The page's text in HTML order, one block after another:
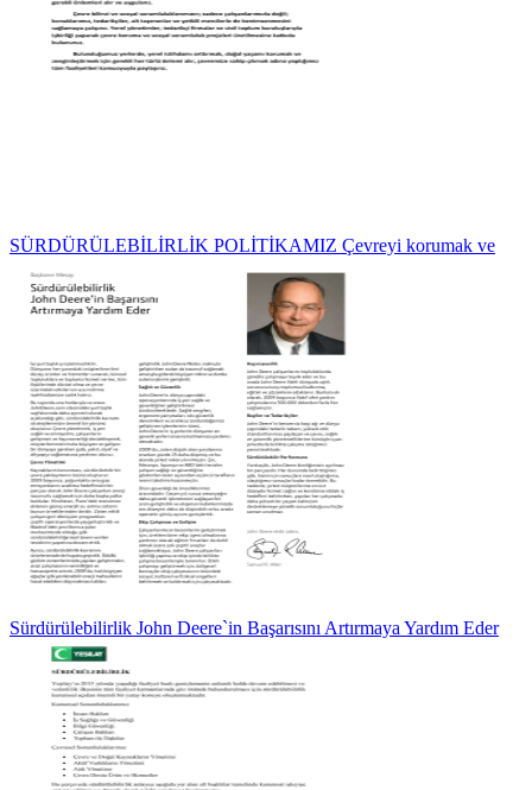
SÜRDÜRÜLEBİLİRLİK POLİTİKAMIZ Çevreyi korumak ve
Sürdürülebilirlik John Deere`in Başarısını Artırmaya Yardım Eder